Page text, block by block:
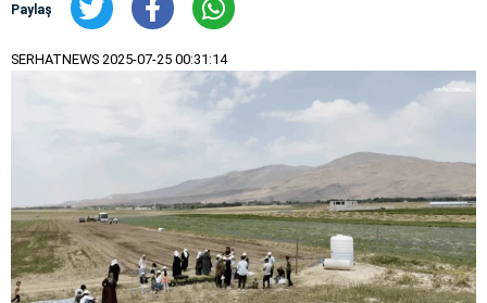
Paylaş
SERHATNEWS 2025-07-25 00:31:14